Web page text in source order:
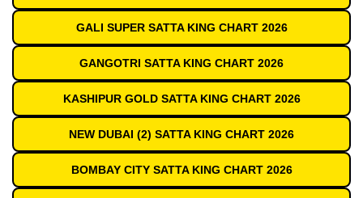
GALI SUPER SATTA KING CHART 2026
GANGOTRI SATTA KING CHART 2026
KASHIPUR GOLD SATTA KING CHART 2026
NEW DUBAI (2) SATTA KING CHART 2026
BOMBAY CITY SATTA KING CHART 2026